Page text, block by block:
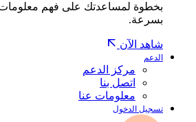
بخطوة لمساعدتك على فهم معلومات
بسرعة.
شاهد الآن
الدعم
مركز الدعم
اتصل بنا
معلومات عنا
تسجيل الدخول